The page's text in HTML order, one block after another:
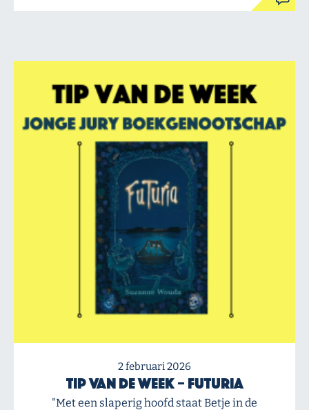
2 februari 2026
Tip van de Week – Futuria
"Met een slaperig hoofd staat Betje in de